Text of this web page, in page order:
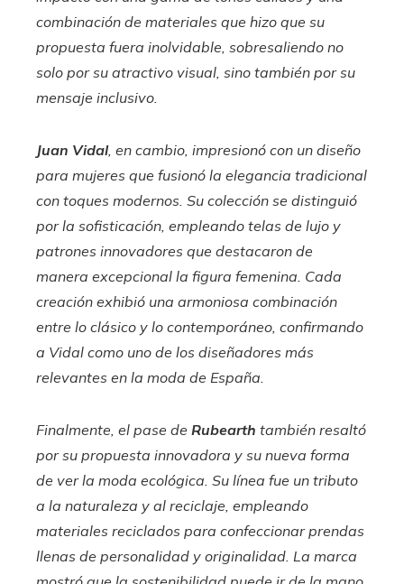
combinación de materiales que hizo que su
propuesta fuera inolvidable, sobresaliendo no
solo por su atractivo visual, sino también por su
mensaje inclusivo.
Juan Vidal, en cambio, impresionó con un diseño
para mujeres que fusionó la elegancia tradicional
con toques modernos. Su colección se distinguió
por la sofisticación, empleando telas de lujo y
patrones innovadores que destacaron de
manera excepcional la figura femenina. Cada
creación exhibió una armoniosa combinación
entre lo clásico y lo contemporáneo, confirmando
a Vidal como uno de los diseñadores más
relevantes en la moda de España.
Finalmente, el pase de Rubearth también resaltó
por su propuesta innovadora y su nueva forma
de ver la moda ecológica. Su línea fue un tributo
a la naturaleza y al reciclaje, empleando
materiales reciclados para confeccionar prendas
llenas de personalidad y originalidad. La marca